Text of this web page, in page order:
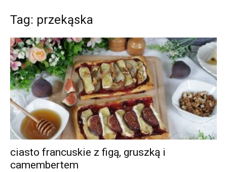
Tag: przekąska
ciasto francuskie z figą, gruszką i
camembertem